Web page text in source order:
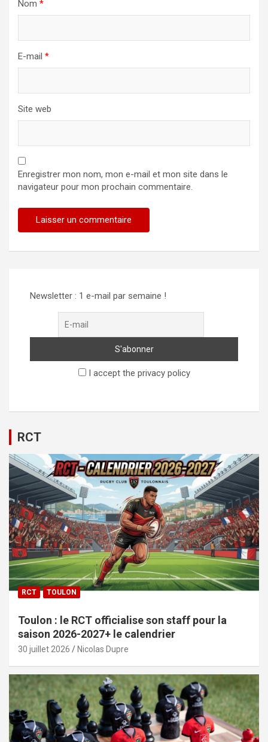
Nom *
E-mail *
Site web
Enregistrer mon nom, mon e-mail et mon site dans le
navigateur pour mon prochain commentaire.
Newsletter : 1 e-mail par semaine !
I accept the privacy policy
RCT
RCT TOULON
Toulon : le RCT officialise son staff pour la
saison 2026-2027+ le calendrier
30 juillet 2026 Nicolas Dupre